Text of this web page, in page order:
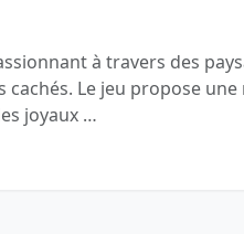
à travers des
Le jeu propose
joyaux …